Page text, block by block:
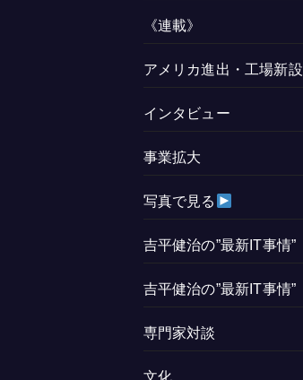
《連載》
アメリカ進出・工場新設
インタビュー
事業拡大
写真で見る
吉平健治の”最新IT事情”
吉平健治の”最新IT事情”
専門家対談
文化